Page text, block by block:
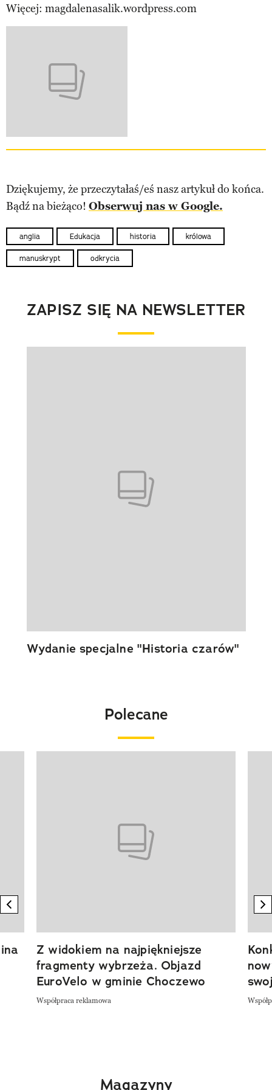
Więcej: magdalenasalik.wordpress.com
Dziękujemy, że przeczytałaś/eś nasz artykuł do końca.
Bądź na bieżąco! Obserwuj nas w Google.
anglia Edukacja historia królowa
manuskrypt odkrycia
ZAPISZ SIĘ NA NEWSLETTER
Wydanie specjalne "Historia czarów"
Polecane
previous element
Z widokiem na najpiękniejsze
fragmenty wybrzeża. Objazd
EuroVelo w gminie Choczewo
Współpraca reklamowa
Magazyny